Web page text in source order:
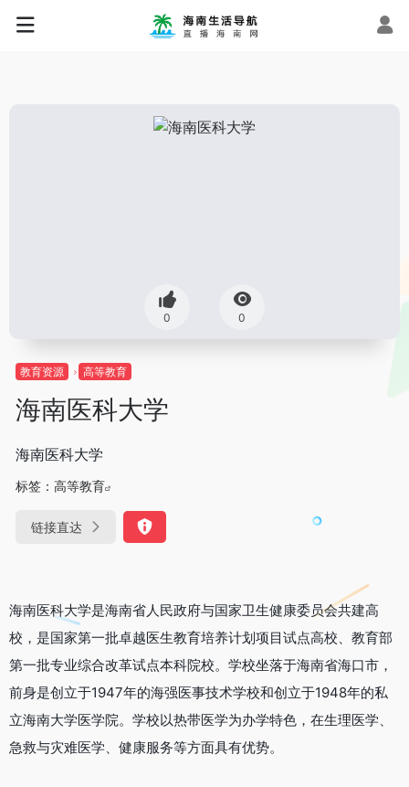
0 0
教育资源 高等教育
海南医科大学
海南医科大学
标签： 高等教育
链接直达
海南医科大学是海南省人民政府与国家卫生健康委员会共建高
校，是国家第一批卓越医生教育培养计划项目试点高校、教育部
第一批专业综合改革试点本科院校。学校坐落于海南省海口市，
前身是创立于1947年的海强医事技术学校和创立于1948年的私
立海南大学医学院。学校以热带医学为办学特色，在生理医学、
急救与灾难医学、健康服务等方面具有优势。